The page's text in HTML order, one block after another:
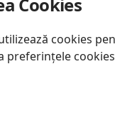
cookies
preferințele